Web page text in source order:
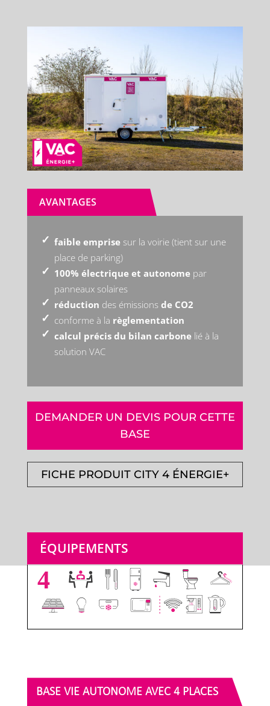
AVANTAGES
faible emprise sur la voirie (tient sur une
place de parking)
100% électrique et autonome par
panneaux solaires
réduction des émissionsde CO2
conforme à la règlementation
calcul précis du bilan carbone lié à la
solution VAC
DEMANDER UN DEVIS POUR CETTE
BASE
FICHE PRODUIT CITY 4 ÉNERGIE+
ÉQUIPEMENTS
4
BASE VIE AUTONOME AVEC 4 PLACES